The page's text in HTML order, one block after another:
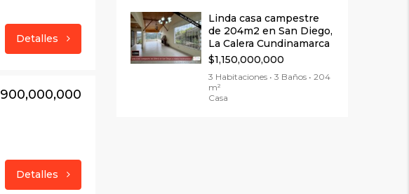
Detalles
Detalles
Linda casa campestre
de 204m2 en San Diego,
La Calera Cundinamarca
$1,150,000,000
3 Habitaciones • 3 Baños • 204
m²
Casa